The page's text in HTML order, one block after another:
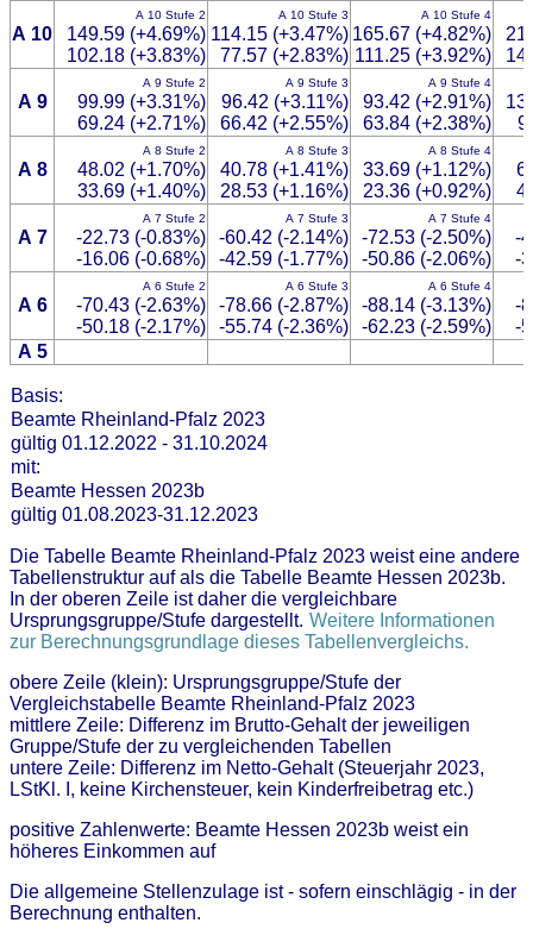
A 10
A 10 Stufe 2
149.59 (+4.69%)
102.18 (+3.83%)
A 10 Stufe 3
114.15 (+3.47%)
77.57 (+2.83%)
A 10 Stufe 4
165.67 (+4.82%)
111.25 (+3.92%)
A 9
A 9 Stufe 2
99.99 (+3.31%)
69.24 (+2.71%)
A 9 Stufe 3
96.42 (+3.11%)
66.42 (+2.55%)
A 9 Stufe 4
93.42 (+2.91%)
63.84 (+2.38%)
A 8
A 8 Stufe 2
48.02 (+1.70%)
33.69 (+1.40%)
A 8 Stufe 3
40.78 (+1.41%)
28.53 (+1.16%)
A 8 Stufe 4
33.69 (+1.12%)
23.36 (+0.92%)
A 7
A 7 Stufe 2
-22.73 (-0.83%)
-16.06 (-0.68%)
A 7 Stufe 3
-60.42 (-2.14%)
-42.59 (-1.77%)
A 7 Stufe 4
-72.53 (-2.50%)
-50.86 (-2.06%)
-
-
A 6
A 6 Stufe 2
-70.43 (-2.63%)
-50.18 (-2.17%)
A 6 Stufe 3
-78.66 (-2.87%)
-55.74 (-2.36%)
A 6 Stufe 4
-88.14 (-3.13%)
-62.23 (-2.59%)
-
-
A 5
Basis:
Beamte Rheinland-Pfalz 2023
gültig 01.12.2022 - 31.10.2024
mit:
Beamte Hessen 2023b
gültig 01.08.2023-31.12.2023
Die Tabelle Beamte Rheinland-Pfalz 2023 weist eine andere
Tabellenstruktur auf als die Tabelle Beamte Hessen 2023b.
In der oberen Zeile ist daher die vergleichbare
Ursprungsgruppe/Stufe dargestellt. Weitere Informationen
zur Berechnungsgrundlage dieses Tabellenvergleichs.
obere Zeile (klein): Ursprungsgruppe/Stufe der
Vergleichstabelle Beamte Rheinland-Pfalz 2023
mittlere Zeile: Differenz im Brutto-Gehalt der jeweiligen
Gruppe/Stufe der zu vergleichenden Tabellen
untere Zeile: Differenz im Netto-Gehalt (Steuerjahr 2023,
LStKl. I, keine Kirchensteuer, kein Kinderfreibetrag etc.)
positive Zahlenwerte: Beamte Hessen 2023b weist ein
höheres Einkommen auf
Die allgemeine Stellenzulage ist - sofern einschlägig - in der
Berechnung enthalten.